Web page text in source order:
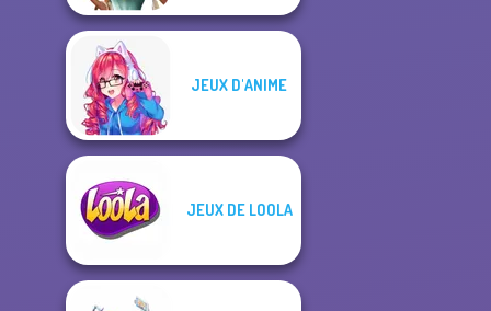
JEUX D'ANIME
JEUX DE LOOLA